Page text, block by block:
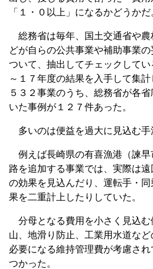
「１・０以上」になるかどうかだ
総務省は毎年、国土交通省や農
どが自らの公共事業や補助事業
ついて、抽出してチェックして
～１７年度の結果を入手して集
５３２事業のうち、総務省が各
いた事例が１２７件あった。
多いのは便益を過大に見込む手
例えば長崎県の有喜漁港（諫早
路を追加する事業では、実際は
の効果を見込んだり、運転手・
果を二重計上したりしていた。
分母となる費用を小さく見込む
山、地滑り防止、工業用水道な
必要になる維持管理費が考慮さ
つかった。